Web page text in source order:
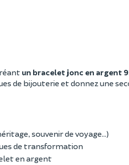
un bracelet jonc en argent
de bijouterie et donnez une
souvenir de voyage…)
de transformation
en argent